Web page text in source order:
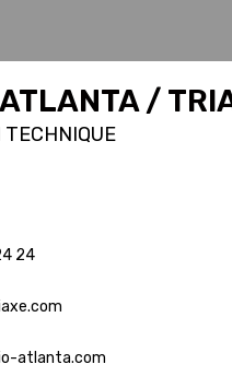
/
TECHNIQUE
24
atlanta.com